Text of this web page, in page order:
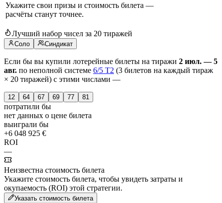
Укажите свои призы и стоимость билета —
расчёты станут точнее.
Лучший набор чисел за 20 тиражей
Соло Синдикат
Если бы вы купили лотерейные билеты на тиражи 2 июл. — 5
авг. по неполной системе 6/5 T2 (3 билетов на каждый тираж
× 20 тиражей) с этими числами —
12 64 67 69 77 81
потратили бы
нет данных о цене билета
выиграли бы
+6 048 925 €
ROI
—
Неизвестна стоимость билета
Укажите стоимость билета, чтобы увидеть затраты и
окупаемость (ROI) этой стратегии.
Указать стоимость билета